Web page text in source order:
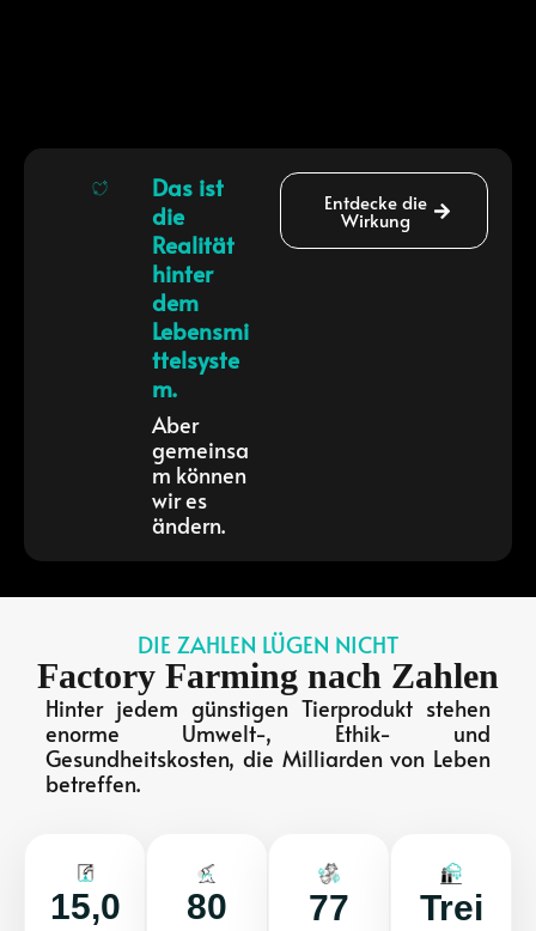
Das ist
die
Realität
hinter
dem
Lebensmi
ttelsyste
m.
Aber
gemeinsa
m können
wir es
ändern.
Entdecke die
Wirkung
DIE ZAHLEN LÜGEN NICHT
Factory Farming nach Zahlen
Hinter jedem günstigen Tierprodukt stehen
enorme Umwelt-, Ethik- und
Gesundheitskosten, die Milliarden von Leben
betreffen.
15,0
80
77
Trei